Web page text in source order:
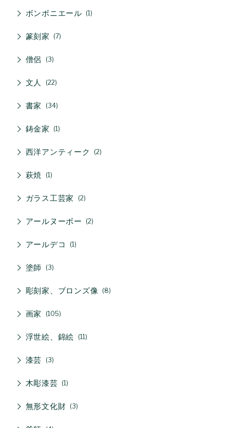
ボンボニエール 1
篆刻家 7
僧侶 3
文人 22
書家 34
鋳金家 1
西洋アンティーク 2
萩焼 1
ガラス工芸家 2
アールヌーボー 2
アールデコ 1
塗師 3
彫刻家、ブロンズ像 8
画家 105
浮世絵、錦絵 11
漆芸 3
木彫漆芸 1
無形文化財 3